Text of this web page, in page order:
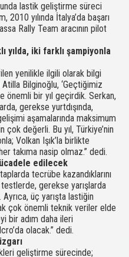
lastik geliştirme süreci
yılında İtalya’da başarı
Rally Team aracının pilot
yılda, iki farklı şampiyonla
yenilikle ilgili olarak bilgi
Bilginoğlu, ‘Geçtiğimiz
önemli bir yıl geçirdik. Serkan,
gerekse yurtdışında,
aşamalarında maksimum
çok değerli. Bu yıl, Türkiye’nin
Volkan Işık’la birlikte
takıma nasip olmaz.” dedi.
edilecek
tecrübe kazandıklarını
gerekse yarışlarda
üç yarışta lastiğin
çok önemli teknik veriler elde
bir adım daha ileri
olacak.” dedi.
geliştirme sürecinde;